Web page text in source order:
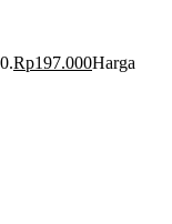
Rp197.000Harga